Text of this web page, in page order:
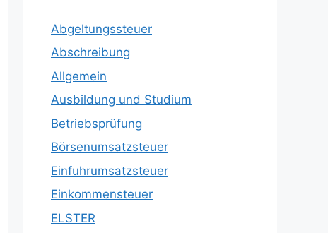
Abgeltungssteuer
Abschreibung
Allgemein
Ausbildung und Studium
Betriebsprüfung
Börsenumsatzsteuer
Einfuhrumsatzsteuer
Einkommensteuer
ELSTER